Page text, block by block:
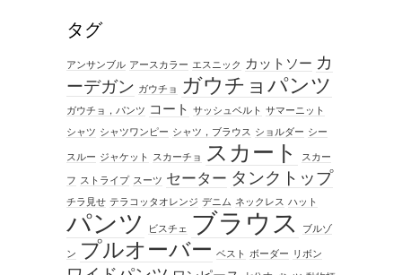
タグ
アンサンブル アースカラー エスニック カットソー カ
ーデガン ガウチョ ガウチョパンツ
ガウチョ，パンツ コート サッシュベルト サマーニット
シャツ シャツワンピー シャツ，ブラウス ショルダー シー
スルー ジャケット スカーチョ スカート スカー
フ ストライプ スーツ セーター タンクトップ
チラ見せ テラコッタオレンジ デニム ネックレス ハット
パンツ ビスチェ ブラウス ブルゾ
ン プルオーバー ベスト ボーダー リボン